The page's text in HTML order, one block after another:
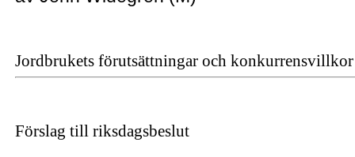
Jordbrukets förutsättningar och konkurrensvillkor
Förslag till riksdagsbeslut